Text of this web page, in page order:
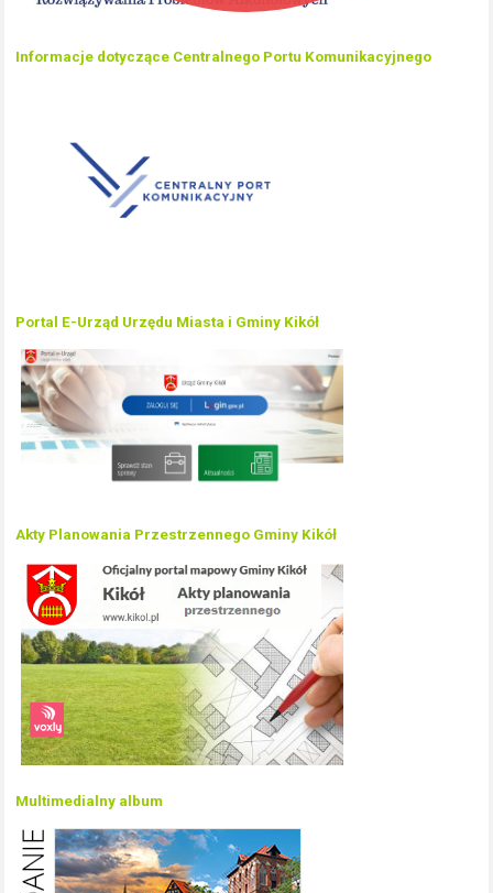
Informacje dotyczące Centralnego Portu Komunikacyjnego
Portal E-Urząd Urzędu Miasta i Gminy Kikół
Akty Planowania Przestrzennego Gminy Kikół
Multimedialny album